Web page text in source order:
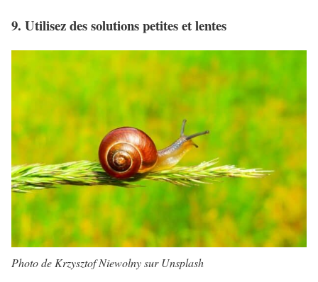
9. Utilisez des solutions petites et lentes
Photo de Krzysztof Niewolny sur Unsplash